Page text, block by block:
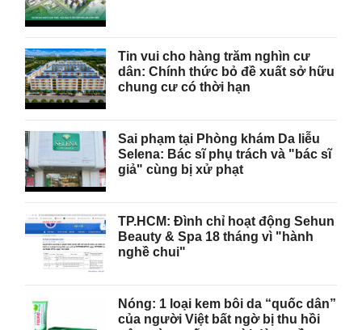
Tin vui cho hàng trăm nghìn cư
dân: Chính thức bỏ đề xuất sở hữu
chung cư có thời hạn
Sai phạm tại Phòng khám Da liễu
Selena: Bác sĩ phụ trách và "bác sĩ
giả" cùng bị xử phạt
TP.HCM: Đình chỉ hoạt động Sehun
Beauty & Spa 18 tháng vì "hành
nghề chui"
Nóng: 1 loại kem bôi da “quốc dân”
của người Việt bất ngờ bị thu hồi